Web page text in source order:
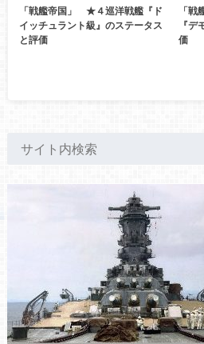
「戦艦帝国」 ★４巡洋戦艦『ド
イッチュラント級』のステータス
と評価
「
『
価